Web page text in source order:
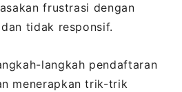
frustrasi dengan
tidak responsif.
langkah pendaftaran
menerapkan trik-trik